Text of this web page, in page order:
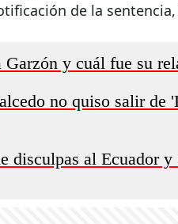
de la
Garzón y cuál fue su
no quiso salir de
disculpas al Ecuador